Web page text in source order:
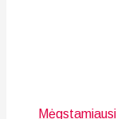
Mėgstamiausi